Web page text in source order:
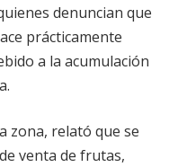
denuncian que
prácticamente
a la acumulación
zona, relató que se
venta de frutas,